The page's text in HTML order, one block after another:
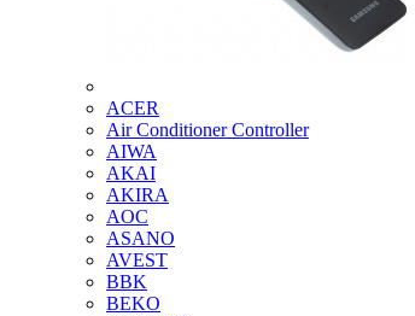
ACER
Air Conditioner Controller
AIWA
AKAI
AKIRA
AOC
ASANO
AVEST
BBK
BEKO